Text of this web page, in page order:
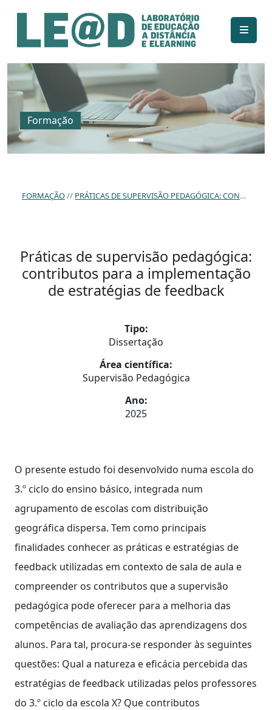
Ir para o conteúdo principal
Informações de acessibilidade
Mapa do site
Formação
FORMAÇÃO PRÁTICAS DE SUPERVISÃO PEDAGÓGICA: CONTRIBUTOS PARA A IMPLEMENTAÇÃO DE ESTRATÉGIAS DE FEEDBACK
Práticas de supervisão pedagógica:
contributos para a implementação
de estratégias de feedback
Tipo:
Dissertação
Área científica:
Supervisão Pedagógica
Ano:
2025
O presente estudo foi desenvolvido numa escola do
3.º ciclo do ensino básico, integrada num
agrupamento de escolas com distribuição
geográfica dispersa. Tem como principais
finalidades conhecer as práticas e estratégias de
feedback utilizadas em contexto de sala de aula e
compreender os contributos que a supervisão
pedagógica pode oferecer para a melhoria das
competências de avaliação das aprendizagens dos
alunos. Para tal, procura-se responder às seguintes
questões: Qual a natureza e eficácia percebida das
estratégias de feedback utilizadas pelos professores
do 3.º ciclo da escola X? Que contributos